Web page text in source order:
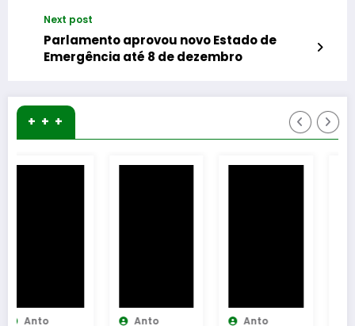
Next post
Parlamento aprovou novo Estado de
Emergência até 8 de dezembro
+ + +